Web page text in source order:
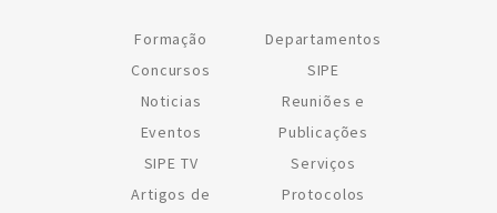
Formação
Concursos
Noticias
Eventos
SIPE TV
Artigos de
Departamentos
SIPE
Reuniões e
Publicações
Serviços
Protocolos